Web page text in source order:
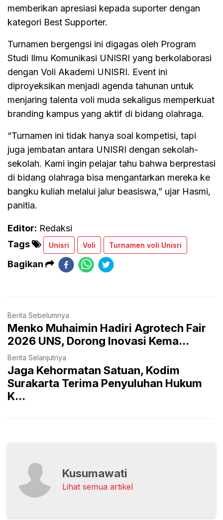
memberikan apresiasi kepada suporter dengan
kategori Best Supporter.
Turnamen bergengsi ini digagas oleh Program
Studi Ilmu Komunikasi UNISRI yang berkolaborasi
dengan Voli Akademi UNISRI. Event ini
diproyeksikan menjadi agenda tahunan untuk
menjaring talenta voli muda sekaligus memperkuat
branding kampus yang aktif di bidang olahraga.
“Turnamen ini tidak hanya soal kompetisi, tapi
juga jembatan antara UNISRI dengan sekolah-
sekolah. Kami ingin pelajar tahu bahwa berprestasi
di bidang olahraga bisa mengantarkan mereka ke
bangku kuliah melalui jalur beasiswa,” ujar Hasmi,
panitia.
Editor: Redaksi
Tags
Unisri Voli Turnamen voli Unisri
Bagikan
Berita Sebelumnya
Menko Muhaimin Hadiri Agrotech Fair
2026 UNS, Dorong Inovasi Kema...
Berita Selanjutnya
Jaga Kehormatan Satuan, Kodim
Surakarta Terima Penyuluhan Hukum
K...
Kusumawati
Lihat semua artikel